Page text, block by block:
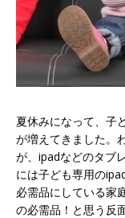
夏休みになって、子
が増えてきました。
が、ipadなどのタブ
には子ども専用の
必需品にしている家
の必需品！と思う反